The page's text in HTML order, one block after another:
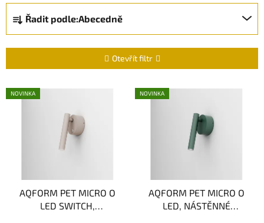
Ř
a
z
n
í
p
Řadit podle:Abecedně
Otevřít filtr
V
ý
NOVINKA
AQFORM PET MICRO O
LED SWITCH,
NOVINKA
AQFORM PET MICRO O
LED, NÁSTĚNNÉ